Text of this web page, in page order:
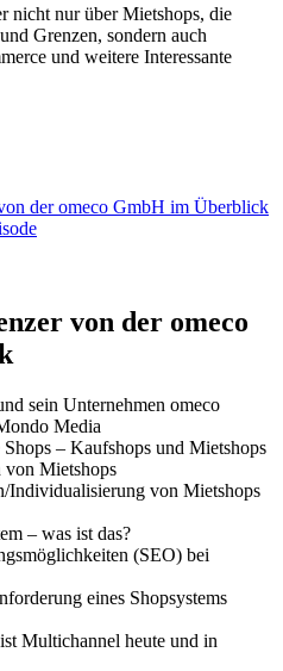
nicht nur über Mietshops, die
Grenzen, sondern auch
und weitere Interessante
der omeco GmbH im Überblick
von der omeco
sein Unternehmen omeco
Media
– Kaufshops und Mietshops
von Mietshops
Individualisierung von Mietshops
– was ist das?
(SEO) bei
eines Shopsystems
Multichannel heute und in